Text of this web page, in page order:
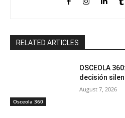
RELATED ARTICLES
Osceola 360
OSCEOLA
decisión
August 7, 2026